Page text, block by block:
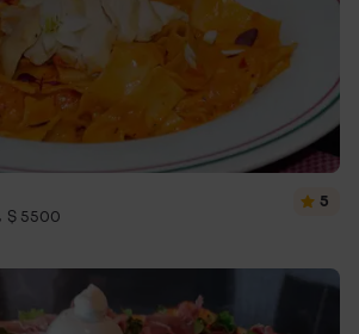
$ 5500
5